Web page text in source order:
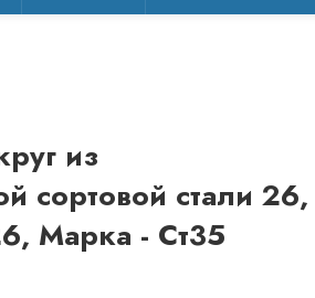
из
сортовой стали 26,
Марка - Ст35